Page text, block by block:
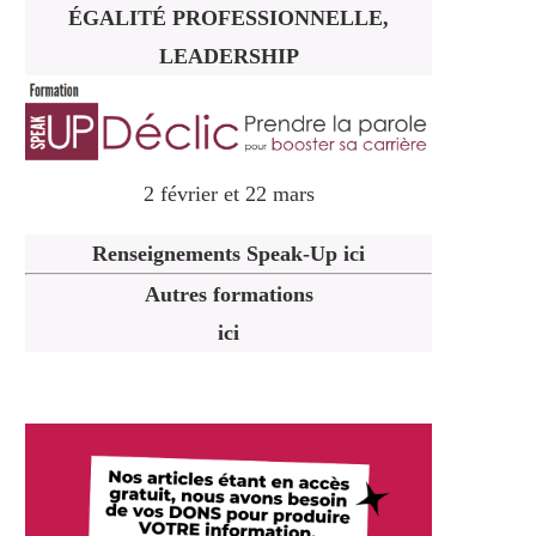
ÉGALITÉ PROFESSIONNELLE,
LEADERSHIP
2 février et 22 mars
Renseignements Speak-Up ici
Autres formations
ici